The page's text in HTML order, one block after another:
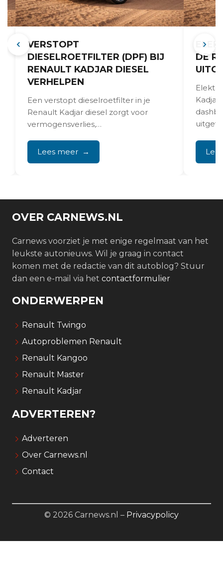
VERSTOPT
DIESELROETFILTER (DPF) BIJ
RENAULT KADJAR DIESEL
VERHELPEN
Een verstopt dieselroetfilter in je
Renault Kadjar diesel zorgt voor
vermogensverlies,
brandstofverbruik, vaak veroorzaakt
door te veel...
Lees meer
DE
Kadjar
in
OVER CARNEWS.NL
Carnews voorziet je met enige regelmaat van het
leukste autonieuws. Wil je graag in contact
komen met de redactie van dit autoblog? Stuur
dan een e-mail via het contactformulier
ONDERWERPEN
Renault Twingo
Autoproblemen Renault
Renault Kangoo
Renault Master
Renault Kadjar
ADVERTEREN?
Adverteren
Over Carnews.nl
Contact
© 2026 Carnews.nl – Privacypolicy